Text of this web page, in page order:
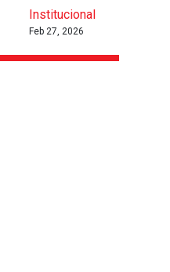
Institucional
Feb 27, 2026